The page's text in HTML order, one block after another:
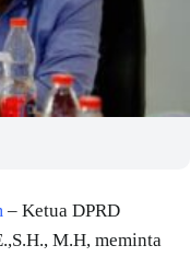
– Ketua DPRD
M.H, meminta